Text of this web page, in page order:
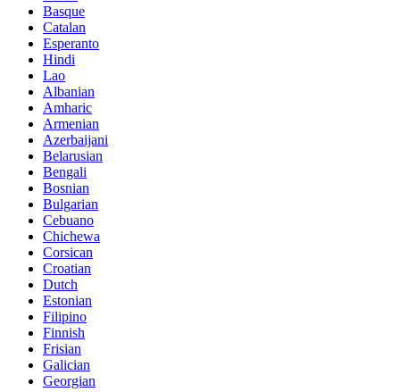
Basque
Catalan
Esperanto
Hindi
Lao
Albanian
Amharic
Armenian
Azerbaijani
Belarusian
Bengali
Bosnian
Bulgarian
Cebuano
Chichewa
Corsican
Croatian
Dutch
Estonian
Filipino
Finnish
Frisian
Galician
Georgian